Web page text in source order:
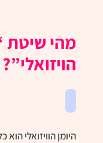
מהי שיטת
הויזואלי”?
היומן הוויזואלי